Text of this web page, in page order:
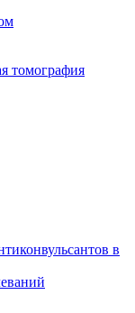
томография
в